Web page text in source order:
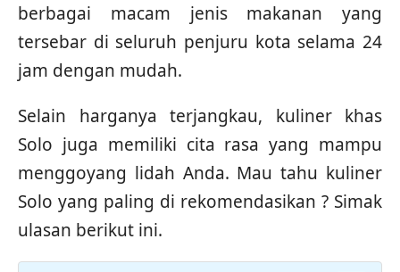
berbagai macam jenis makanan yang
tersebar di seluruh penjuru kota selama 24
jam dengan mudah.
Selain harganya terjangkau, kuliner khas
Solo juga memiliki cita rasa yang mampu
menggoyang lidah Anda. Mau tahu kuliner
Solo yang paling di rekomendasikan ? Simak
ulasan berikut ini.